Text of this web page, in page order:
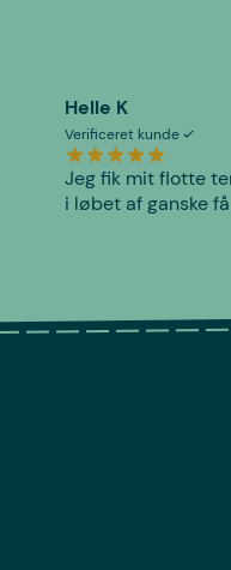
Helle K
Verificeret kunde
Jeg fik mit flotte
i løbet af ganske